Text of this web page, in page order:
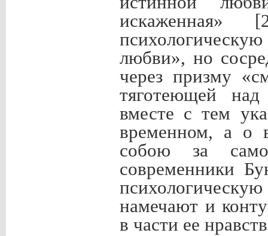
любви», но
через призму
тяготеющей
вместе с тем
временном, а о
собою за
современники
намечают и
в части ее